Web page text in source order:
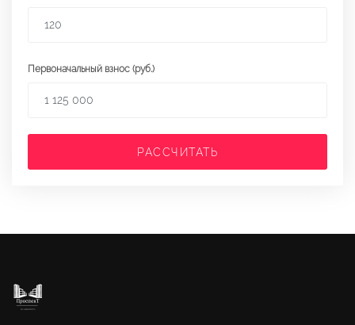
Первоначальный взнос (руб.)
РАССЧИТАТЬ